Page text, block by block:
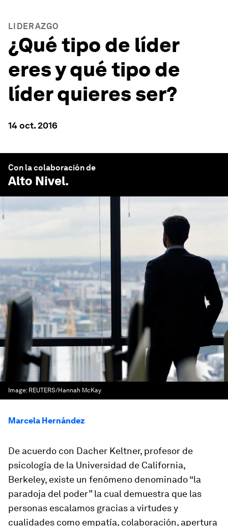
LIDERAZGO
¿Qué tipo de líder
eres y qué tipo de
líder quieres ser?
14 oct. 2016
Con la colaboración de
Alto Nivel.
Image: REUTERS/Hannah McKay
Marcela Hernández
De acuerdo con Dacher Keltner, profesor de
psicología de la Universidad de California,
Berkeley, existe un fenómeno denominado “la
paradoja del poder” la cual demuestra que las
personas escalamos gracias a virtudes y
cualidades como empatía, colaboración, apertura